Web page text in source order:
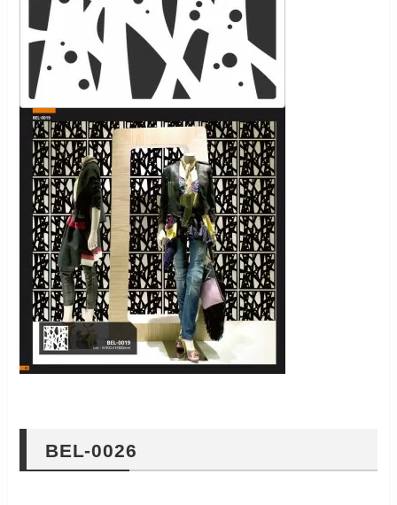
BEL-0026